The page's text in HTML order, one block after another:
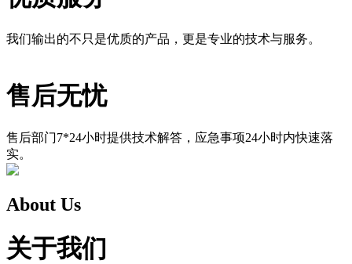
我们输出的不只是优质的产品，更是专业的技术与服务。
售后无忧
售后部门7*24小时提供技术解答，应急事项24小时内快速落
实。
About Us
关于我们